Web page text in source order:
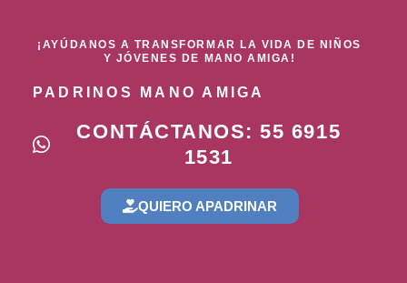
¡AYÚDANOS A TRANSFORMAR LA VIDA DE NIÑOS
Y JÓVENES DE MANO AMIGA!
PADRINOS MANO AMIGA
CONTÁCTANOS: 55 6915
1531
QUIERO APADRINAR